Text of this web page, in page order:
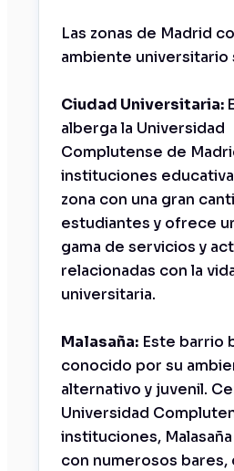
Las zonas de Madrid
ambiente universitario
Ciudad Universitaria:
alberga la Universidad
Complutense de
instituciones
zona con una gran
estudiantes y ofrece
gama de servicios y
relacionadas con la
universitaria.
Malasaña: Este barrio
conocido por su
alternativo y juvenil.
Universidad
instituciones,
con numerosos